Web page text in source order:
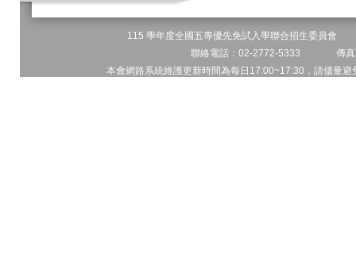
115 學年度全國五專優先免試入學聯合招生委員會
聯絡電話：02-2772-5333 傳
本會網路系統維護更新時間為每日17:00~17:30，請儘量